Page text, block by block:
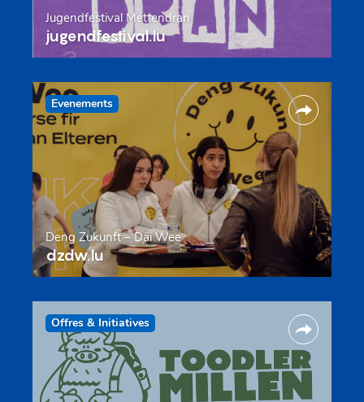
Jugendfestival Mëttendran
jugendfestival.lu
Evenements
Deng Zukunft – Däi Wee
dzdw.lu
Offres & Initiatives